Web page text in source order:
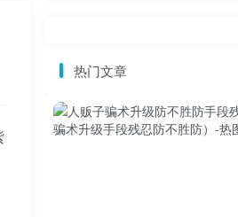
热门文章